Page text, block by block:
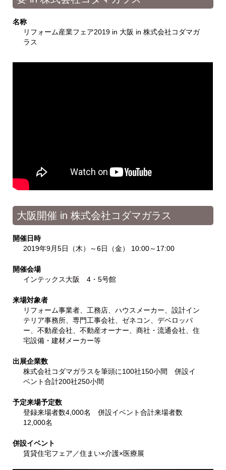
名称
リフォーム産業フェア2019 in 大阪 in 株式会社コダマガ
ラス
大阪開催 in 株式会社コダマガラス
開催日時
2019年9月5日（木）～6日（金） 10:00～17:00
開催会場
インテックス大阪
4・5号館
来場対象者
リフォーム事業者、工務店、ハウスメーカー、設計イン
テリア事務所、専門工事会社、ゼネコン、デベロッパ
ー、不動産会社、不動産オーナー、商社・流通会社、住
宅設備・建材メーカー等
出展企業数
株式会社コダマガラスを筆頭に100社150小間 併設イ
ベント合計200社250小間
予定来場予定数
登録来場者数4,000名 併設イベント合計来場者数
12,000名
併設イベント
賃貸住宅フェア／住まい×介護×医療展